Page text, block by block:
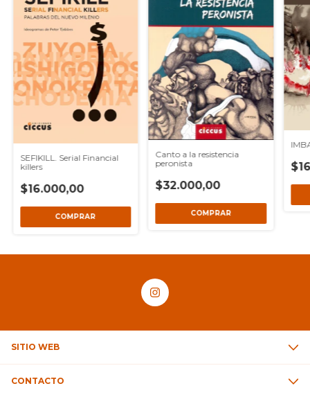
SEFIKILL. Serial Financial
killers
$16.000,00
Canto a la resistencia
peronista
$32.000,00
SITIO WEB
CONTACTO